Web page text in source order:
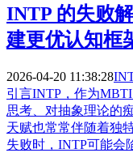
INTP 的失败
建更优认知框
2026-04-20 11:38:28
引言INTP，作为
思考、对抽象理论的
天赋也常常伴随着独
失败时，INTP可能会